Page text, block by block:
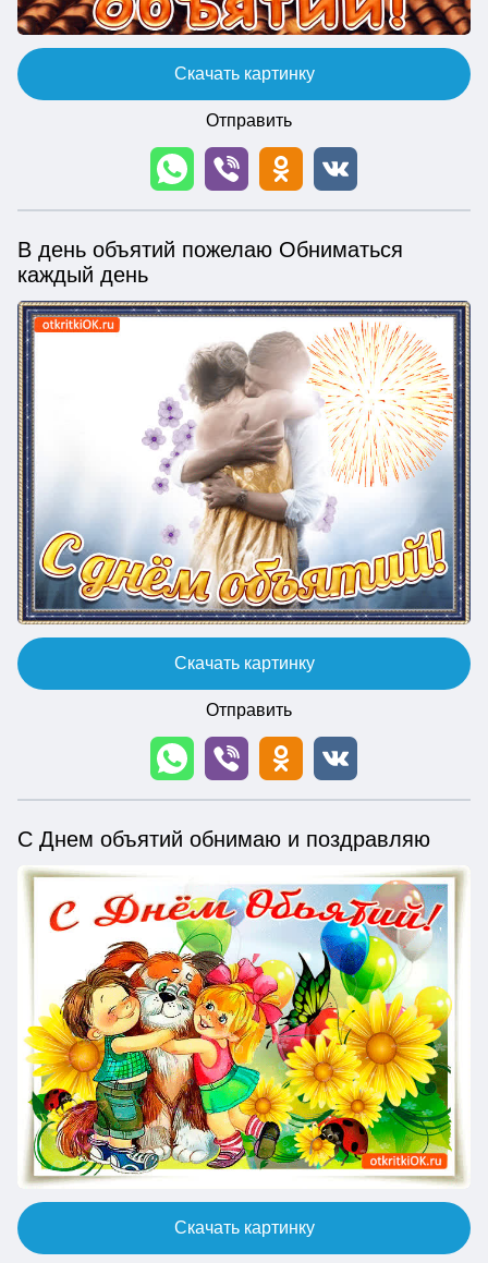
Скачать картинку
Отправить
В день объятий пожелаю Обниматься
каждый день
Скачать картинку
Отправить
С Днем объятий обнимаю и поздравляю
Скачать картинку